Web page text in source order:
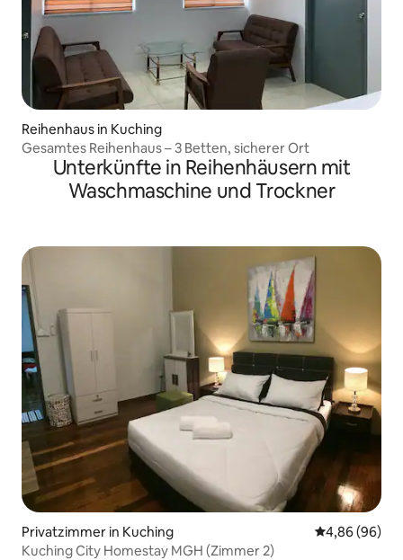
Reihenhaus in Kuching
Gesamtes Reihenhaus – 3 Betten, sicherer Ort
Unterkünfte in Reihenhäusern mit
Waschmaschine und Trockner
Privatzimmer in Kuching
4,86 (96)
Kuching City Homestay MGH (Zimmer 2)